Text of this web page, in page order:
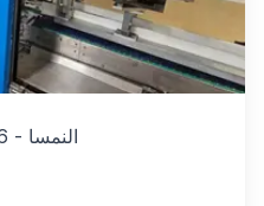
- النمسا